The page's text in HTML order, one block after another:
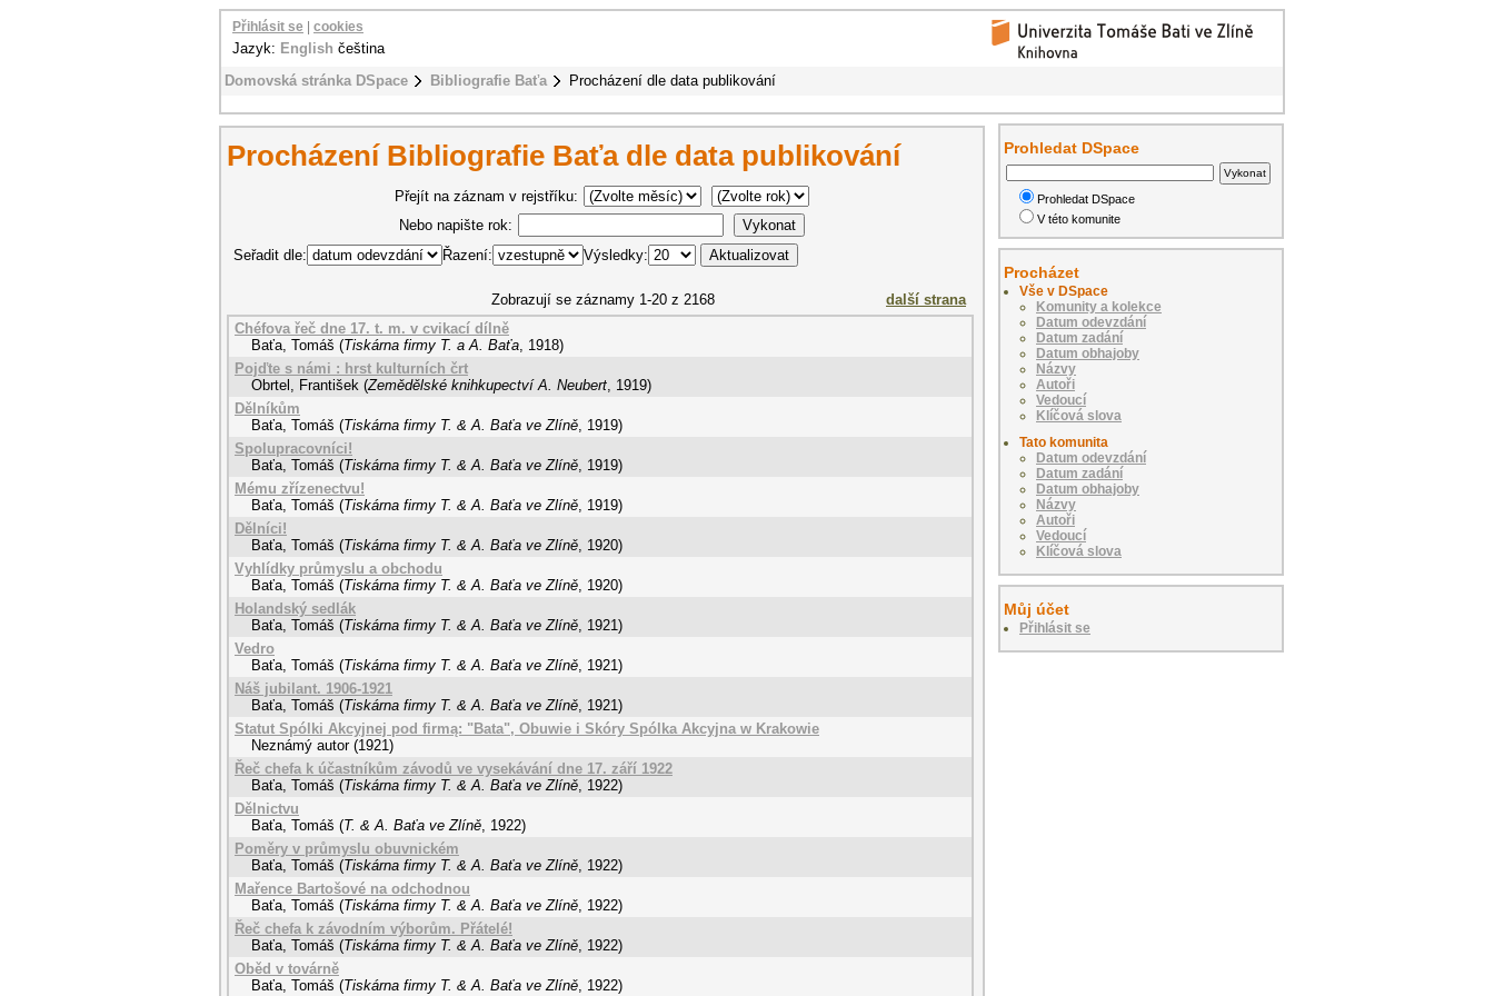
Domovská stránka DSpace Bibliografie Baťa Procházení dle data publikování
Přihlásit se cookies
Jazyk: English čeština
Procházení Bibliografie Baťa dle data publikování
Přejít na záznam v rejstříku:
Nebo napište rok:
Seřadit dle:
Řazení: Výsledky:
Zobrazují se záznamy 1-20 z 2168
další strana
Chéfova řeč dne 17. t. m. v cvikací dílně
Baťa, Tomáš (Tiskárna firmy T. a A. Baťa, 1918)
Pojďte s námi : hrst kulturních črt
Obrtel, František (Zemědělské knihkupectví A. Neubert, 1919)
Dělníkům
Baťa, Tomáš (Tiskárna firmy T. & A. Baťa ve Zlíně, 1919)
Spolupracovníci!
Baťa, Tomáš (Tiskárna firmy T. & A. Baťa ve Zlíně, 1919)
Mému zřízenectvu!
Baťa, Tomáš (Tiskárna firmy T. & A. Baťa ve Zlíně, 1919)
Dělníci!
Baťa, Tomáš (Tiskárna firmy T. & A. Baťa ve Zlíně, 1920)
Vyhlídky průmyslu a obchodu
Baťa, Tomáš (Tiskárna firmy T. & A. Baťa ve Zlíně, 1920)
Holandský sedlák
Baťa, Tomáš (Tiskárna firmy T. & A. Baťa ve Zlíně, 1921)
Vedro
Baťa, Tomáš (Tiskárna firmy T. & A. Baťa ve Zlíně, 1921)
Náš jubilant. 1906-1921
Baťa, Tomáš (Tiskárna firmy T. & A. Baťa ve Zlíně, 1921)
Statut Spólki Akcyjnej pod firmą: "Bata", Obuwie i Skóry Spólka Akcyjna w Krakowie
Neznámý autor (1921)
Řeč chefa k účastníkům závodů ve vysekávání dne 17. září 1922
Baťa, Tomáš (Tiskárna firmy T. & A. Baťa ve Zlíně, 1922)
Dělnictvu
Baťa, Tomáš (T. & A. Baťa ve Zlíně, 1922)
Poměry v průmyslu obuvnickém
Baťa, Tomáš (Tiskárna firmy T. & A. Baťa ve Zlíně, 1922)
Mařence Bartošové na odchodnou
Baťa, Tomáš (Tiskárna firmy T. & A. Baťa ve Zlíně, 1922)
Řeč chefa k závodním výborům. Přátelé!
Baťa, Tomáš (Tiskárna firmy T. & A. Baťa ve Zlíně, 1922)
Oběd v továrně
Baťa, Tomáš (Tiskárna firmy T. & A. Baťa ve Zlíně, 1922)
Prohledat DSpace
Prohledat DSpace
V této komunite
Procházet
Vše v DSpace
Komunity a kolekce
Datum odevzdání
Datum zadání
Datum obhajoby
Názvy
Autoři
Vedoucí
Klíčová slova
Tato komunita
Datum odevzdání
Datum zadání
Datum obhajoby
Názvy
Autoři
Vedoucí
Klíčová slova
Můj účet
Přihlásit se